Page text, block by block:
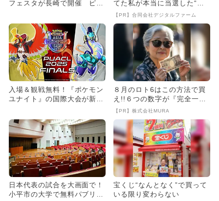
フェスタが長崎で開催 ピカ
てた私が本当に当選した“買
い方”がこれ
【PR】合同会社デジタルファーム
入場＆観戦無料！『ポケモン
ユナイト』の国際大会が新宿
８月のロト6はこの方法で買
え!!６つの数字が『完全一
致』する方法
【PR】株式会社MURA
日本代表の試合を大画面で！
小平市の大学で無料パブリッ
宝くじ“なんとなく”で買って
いる限り変わらない